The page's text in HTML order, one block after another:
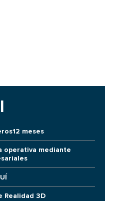
meses
operativa mediante
Realidad 3D